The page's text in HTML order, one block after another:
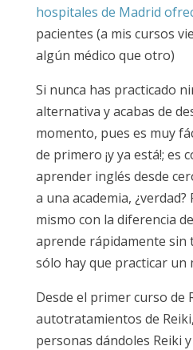
hospitales de Madrid
pacientes (a mis cursos
algún médico que otro)
Si nunca has practicado
alternativa y acabas de
momento, pues es muy
de primero ¡y ya está!; es
aprender inglés desde
a una academia, ¿verdad?
mismo con la diferencia
aprende rápidamente sin
sólo hay que practicar un
Desde el primer curso de
autotratamientos de
personas dándoles Reiki